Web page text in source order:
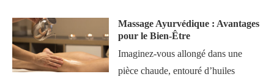
Massage Ayurvédique : Avantages
pour le Bien-Être
Imaginez-vous allongé dans une
pièce chaude, entouré d’huiles